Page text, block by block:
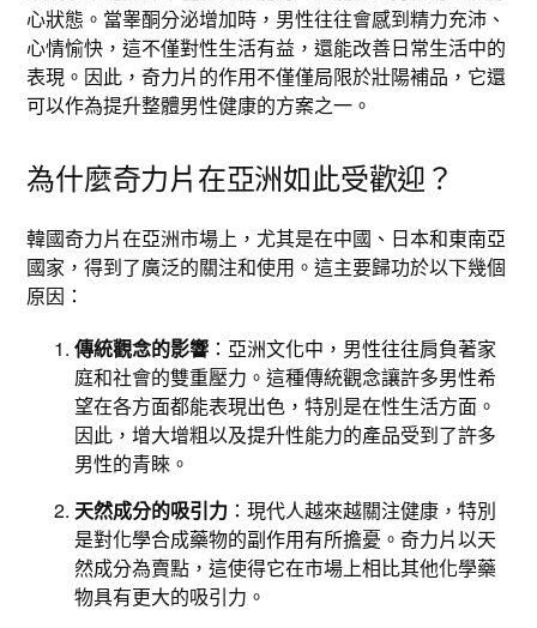
心狀態。當睾酮分泌增加時，男性往往會感到精力充沛、
心情愉快，這不僅對性生活有益，還能改善日常生活中的
表現。因此，奇力片的作用不僅僅局限於壯陽補品，它還
可以作為提升整體男性健康的方案之一。
為什麼奇力片在亞洲如此受歡迎？
韓國奇力片在亞洲市場上，尤其是在中國、日本和東南亞
國家，得到了廣泛的關注和使用。這主要歸功於以下幾個
原因：
傳統觀念的影響 ：亞洲文化中，男性往往肩負著家
庭和社會的雙重壓力。這種傳統觀念讓許多男性希
望在各方面都能表現出色，特別是在性生活方面。
因此，增大增粗以及提升性能力的產品受到了許多
男性的青睞。
天然成分的吸引力 ：現代人越來越關注健康，特別
是對化學合成藥物的副作用有所擔憂。奇力片以天
然成分為賣點，這使得它在市場上相比其他化學藥
物具有更大的吸引力。